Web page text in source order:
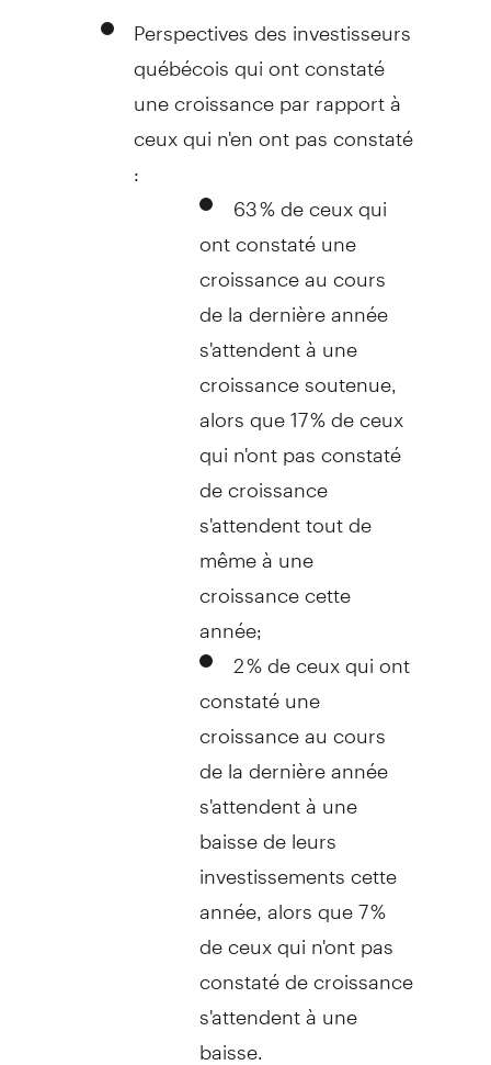
Perspectives des investisseurs
québécois qui ont constaté
une croissance par rapport à
ceux qui n'en ont pas constaté
:
63 % de ceux qui
ont constaté une
croissance au cours
de la dernière année
s'attendent à une
croissance soutenue,
alors que 17 % de ceux
qui n'ont pas constaté
de croissance
s'attendent tout de
même à une
croissance cette
année;
2 % de ceux qui ont
constaté une
croissance au cours
de la dernière année
s'attendent à une
baisse de leurs
investissements cette
année, alors que 7 %
de ceux qui n'ont pas
constaté de croissance
s'attendent à une
baisse.